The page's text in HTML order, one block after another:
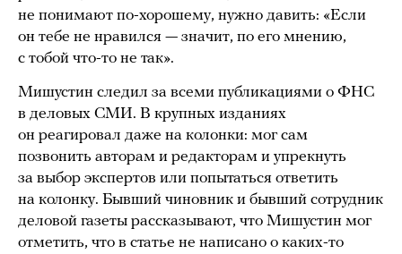
не понимают по-хорошему, нужно давить: «Если
он тебе не нравился — значит, по его мнению,
с тобой что-то не так».
Мишустин следил за всеми публикациями о ФНС
в деловых СМИ. В крупных изданиях
он реагировал даже на колонки: мог сам
позвонить авторам и редакторам и упрекнуть
за выбор экспертов или попытаться ответить
на колонку. Бывший чиновник и бывший сотрудник
деловой газеты рассказывают, что Мишустин мог
отметить, что в статье не написано о каких-то